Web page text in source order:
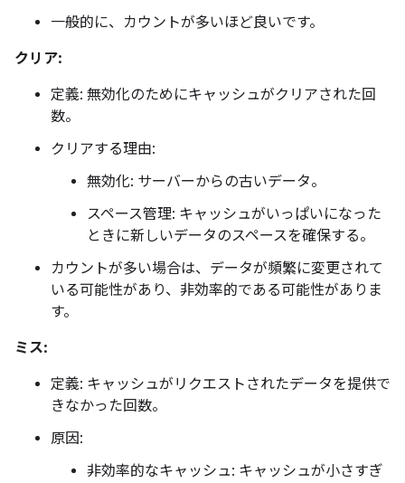
一般的に、カウントが多いほど良いです。
クリア:
定義: 無効化のためにキャッシュがクリアされた回
数。
クリアする理由:
無効化: サーバーからの古いデータ。
スペース管理: キャッシュがいっぱいになった
ときに新しいデータのスペースを確保する。
カウントが多い場合は、データが頻繁に変更されて
いる可能性があり、非効率的である可能性がありま
す。
ミス:
定義: キャッシュがリクエストされたデータを提供で
きなかった回数。
原因:
非効率的なキャッシュ: キャッシュが小さすぎ